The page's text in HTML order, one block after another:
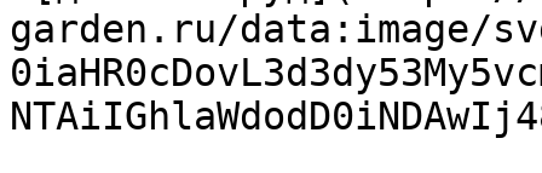
garden.ru/data:image/